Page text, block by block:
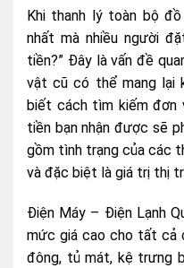
Khi thanh lý toàn bộ
nhất mà nhiều người
tiền?” Đây là vấn đề
vật cũ có thể mang lại
biết cách tìm kiếm đơn
tiền bạn nhận được sẽ
gồm tình trạng của các
và đặc biệt là giá trị thị
Điện Máy – Điện Lạnh
mức giá cao cho tất cả
đông, tủ mát, kệ trưng